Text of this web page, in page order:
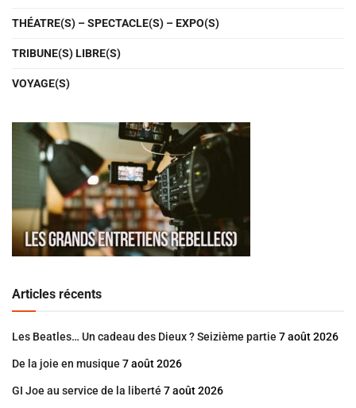
THÉATRE(S) – SPECTACLE(S) – EXPO(S)
TRIBUNE(S) LIBRE(S)
VOYAGE(S)
Articles récents
Les Beatles… Un cadeau des Dieux ? Seizième partie 7 août 2026
De la joie en musique 7 août 2026
GI Joe au service de la liberté 7 août 2026